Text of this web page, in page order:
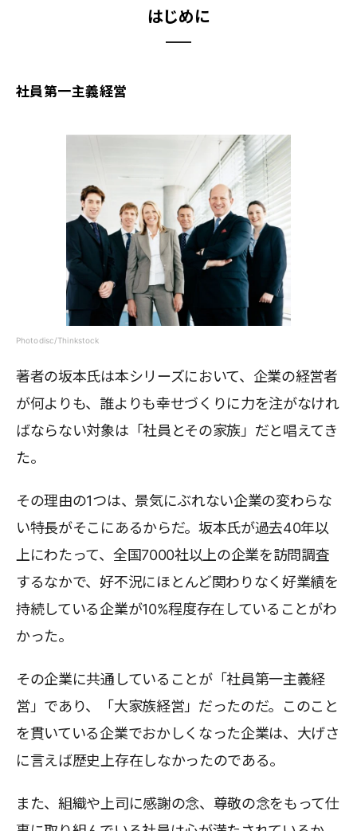
はじめに
社員第一主義経営
Photodisc/Thinkstock
著者の坂本氏は本シリーズにおいて、企業の経営者
が何よりも、誰よりも幸せづくりに力を注がなけれ
ばならない対象は「社員とその家族」だと唱えてき
た。
その理由の1つは、景気にぶれない企業の変わらな
い特長がそこにあるからだ。坂本氏が過去40年以
上にわたって、全国7000社以上の企業を訪問調査
するなかで、好不況にほとんど関わりなく好業績を
持続している企業が10%程度存在していることがわ
かった。
その企業に共通していることが「社員第一主義経
営」であり、「大家族経営」だったのだ。このこと
を貫いている企業でおかしくなった企業は、大げさ
に言えば歴史上存在しなかったのである。
また、組織や上司に感謝の念、尊敬の念をもって仕